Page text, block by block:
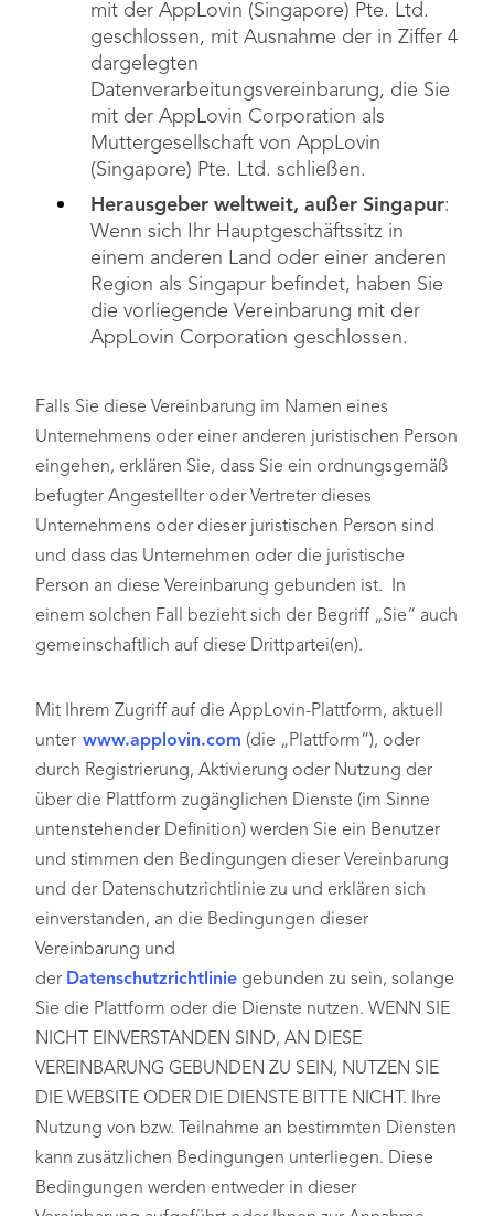
mit der AppLovin (Singapore) Pte. Ltd.
geschlossen, mit Ausnahme der in Ziffer 4
dargelegten
Datenverarbeitungsvereinbarung, die Sie
mit der AppLovin Corporation als
Muttergesellschaft von AppLovin
(Singapore) Pte. Ltd. schließen.
Herausgeber weltweit, außer Singapur:
Wenn sich Ihr Hauptgeschäftssitz in
einem anderen Land oder einer anderen
Region als Singapur befindet, haben Sie
die vorliegende Vereinbarung mit der
AppLovin Corporation geschlossen.
Falls Sie diese Vereinbarung im Namen eines
Unternehmens oder einer anderen juristischen Person
eingehen, erklären Sie, dass Sie ein ordnungsgemäß
befugter Angestellter oder Vertreter dieses
Unternehmens oder dieser juristischen Person sind
und dass das Unternehmen oder die juristische
Person an diese Vereinbarung gebunden ist. In
einem solchen Fall bezieht sich der Begriff „Sie“ auch
gemeinschaftlich auf diese Drittpartei(en).
Mit Ihrem Zugriff auf die AppLovin-Plattform, aktuell
unter www.applovin.com (die „Plattform“), oder
durch Registrierung, Aktivierung oder Nutzung der
über die Plattform zugänglichen Dienste (im Sinne
untenstehender Definition) werden Sie ein Benutzer
und stimmen den Bedingungen dieser Vereinbarung
und der Datenschutzrichtlinie zu und erklären sich
einverstanden, an die Bedingungen dieser
Vereinbarung und
der Datenschutzrichtlinie gebunden zu sein, solange
Sie die Plattform oder die Dienste nutzen. WENN SIE
NICHT EINVERSTANDEN SIND, AN DIESE
VEREINBARUNG GEBUNDEN ZU SEIN, NUTZEN SIE
DIE WEBSITE ODER DIE DIENSTE BITTE NICHT. Ihre
Nutzung von bzw. Teilnahme an bestimmten Diensten
kann zusätzlichen Bedingungen unterliegen. Diese
Bedingungen werden entweder in dieser